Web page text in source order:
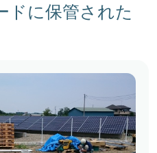
ドに保管された